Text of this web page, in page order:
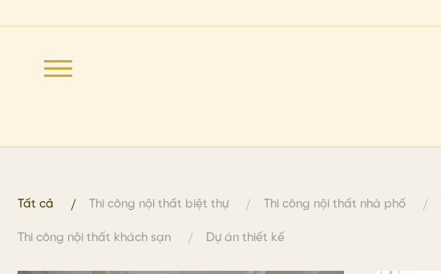
Tất cả Thi công nội thất biệt thự Thi công nội thất nhà phố
Thi công nội thất khách sạn Dự án thiết kế